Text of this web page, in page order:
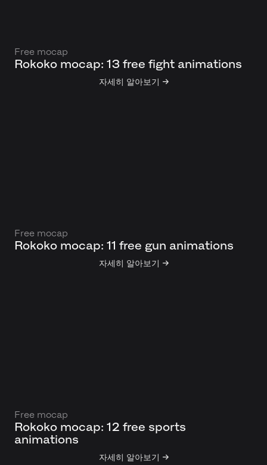
Free mocap
Rokoko mocap: 13 free fight animations
자세히 알아보기 →
Free mocap
Rokoko mocap: 11 free gun animations
자세히 알아보기 →
Free mocap
Rokoko mocap: 12 free sports
animations
자세히 알아보기 →